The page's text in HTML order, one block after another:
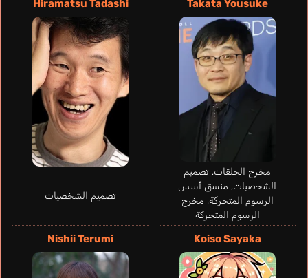
Takata Yousuke
مخرج الحلقات, تصميم
الشخصيات, منسق أسس
الرسوم المتحركة, مخرج
الرسوم المتحركة
Hiramatsu Tadashi
تصميم الشخصيات
Koiso Sayaka
Nishii Terumi
إنجليزي
إيطالي
برتغالي
Inumaki Toge
Uchiyama Kouki